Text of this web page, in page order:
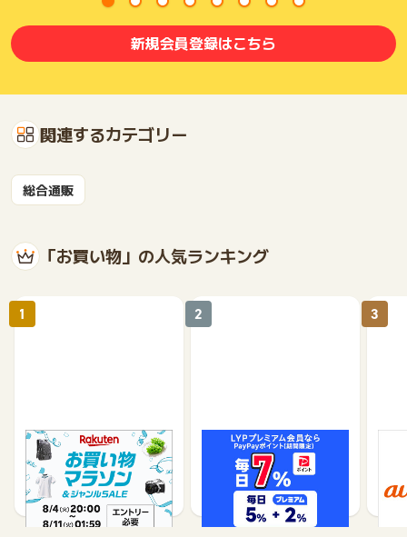
と協力して購入する場合、転売目的の購入
【ポイント獲得対象条件】
※楽天市場内の、通常購入／共同購入／定期購入／頒布会購入／
らず初回お届け分のみポイント獲得対象となります。
※楽天市場内にて複数回に分けて商品購入をされる場合は、購入
にアクセスしてご購入ください(引き続き購入されてもポイント
は加算されません)。
※ショップのクーポン・優待券を利用した場合、割引後の金額を
【その他】
した。
※ポイントタウンからページ遷移した際に楽天市場にログインが
できていれば、離脱後に別のブラウザ（アプリ）でお買い物を
※本広告は以下に関する調査依頼を一切お受けできません。
ポイントタウンサポートでも対応いたしかねますので、ご了承
のうえご利用ください。
・獲得予定ポイントに反映されない
・非承認理由
新規会員登録はこちら
関連するカテゴリー
総合通販
「お買い物」の人気ランキング
楽天市場
1%
1
Yahoo!ショッピング
1%
2 3